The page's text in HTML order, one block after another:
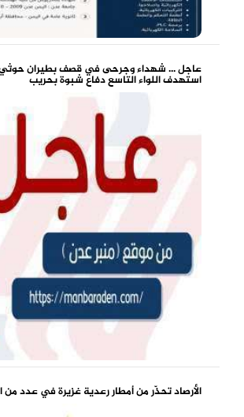
عاجل ... شهداء وجرحى في قصف بطيران
استهدف اللواء التاسع دفاع شبوة بحريب
الأرصاد تحذّر من أمطار رعدية غزيرة في عدد من